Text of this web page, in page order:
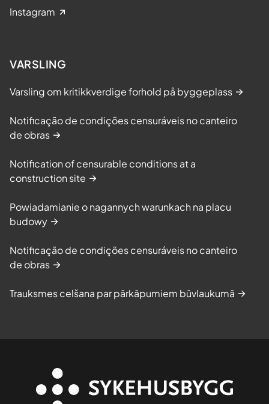
Instagram
VARSLING
Varsling om kritikkverdige forhold på byggeplass
Notificação de condições censuráveis no canteiro
de obras
Notification of censurable conditions at a
construction site
Powiadamianie o nagannych warunkach na placu
budowy
Notificação de condições censuráveis no canteiro
de obras
Trauksmes celšana par pārkāpumiem būvlaukumā